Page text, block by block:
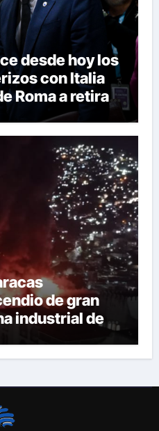
desde hoy los
con Italia
Roma a retirar
de gran
industrial de El